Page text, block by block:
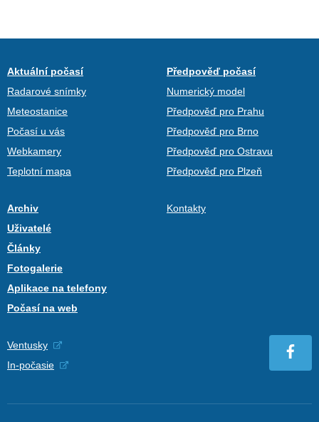
Aktuální počasí
Radarové snímky
Meteostanice
Počasí u vás
Webkamery
Teplotní mapa
Předpověď počasí
Numerický model
Předpověď pro Prahu
Předpověď pro Brno
Předpověď pro Ostravu
Předpověď pro Plzeň
Archiv
Uživatelé
Články
Fotogalerie
Aplikace na telefony
Počasí na web
Kontakty
Ventusky
In-počasie